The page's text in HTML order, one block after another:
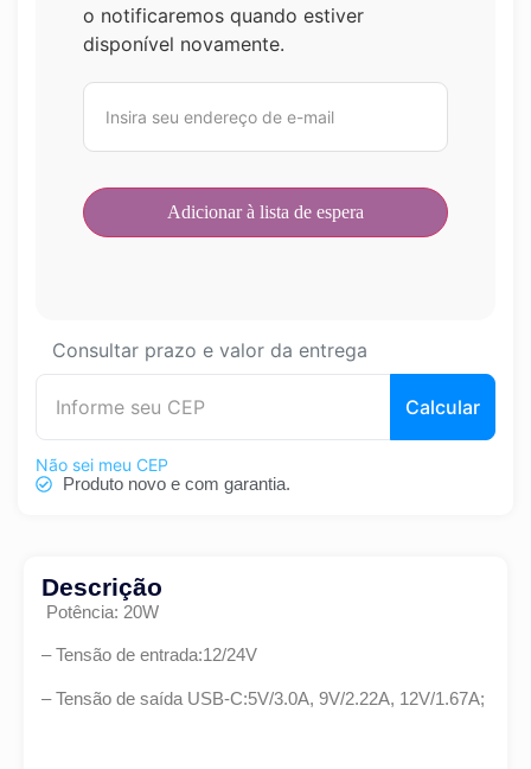
o notificaremos quando estiver
disponível novamente.
Consultar prazo e valor da entrega
Calcular
Não sei meu CEP
Produto novo e com garantia.
Descrição
Potência: 20W
– Tensão de entrada:12/24V
– Tensão de saída USB-C:5V/3.0A, 9V/2.22A, 12V/1.67A;